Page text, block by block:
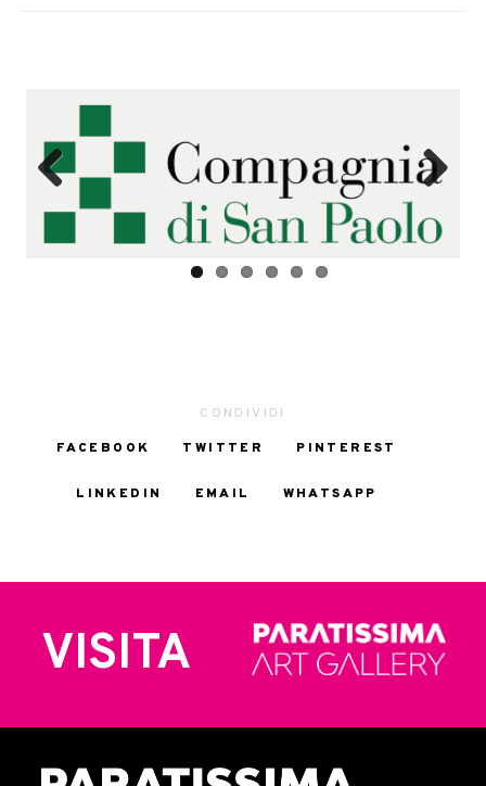
Previ
CONDIVIDI
FACEBOOK
TWITTER PINTEREST
LINKEDIN EMAIL WHATSAPP
VISITA